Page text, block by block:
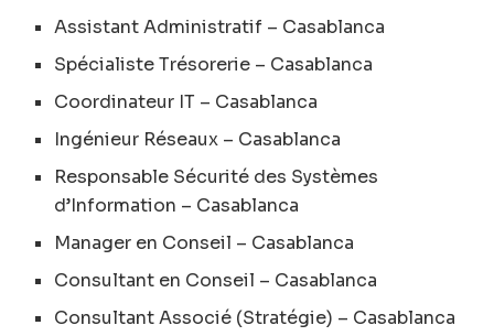
Assistant Administratif – Casablanca
Spécialiste Trésorerie – Casablanca
Coordinateur IT – Casablanca
Ingénieur Réseaux – Casablanca
Responsable Sécurité des Systèmes
d’Information – Casablanca
Manager en Conseil – Casablanca
Consultant en Conseil – Casablanca
Consultant Associé (Stratégie) – Casablanca